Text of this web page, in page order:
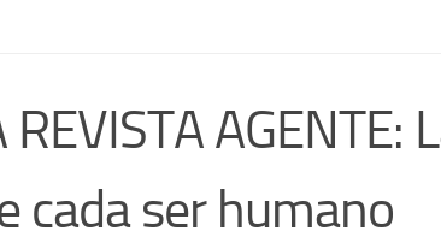
AGENTE:
cada ser humano